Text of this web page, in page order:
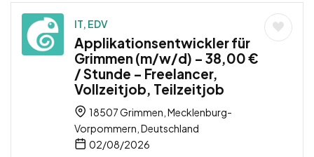
IT, EDV
Applikationsentwickler für
Grimmen (m/w/d) – 38,00 €
/ Stunde – Freelancer,
Vollzeitjob, Teilzeitjob
18507 Grimmen, Mecklenburg-
Vorpommern, Deutschland
02/08/2026